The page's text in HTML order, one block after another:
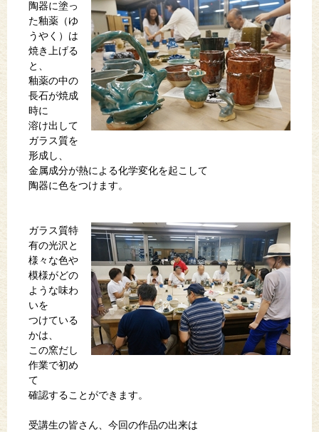
陶器に塗っ
た釉薬（ゆ
うやく）は
焼き上げる
と、
釉薬の中の
長石が焼成
時に
溶け出して
ガラス質を
形成し、
金属成分が熱による化学変化を起こして
陶器に色をつけます。
ガラス質特
有の光沢と
様々な色や
模様がどの
ような味わ
いを
つけている
かは、
この窯だし
作業で初め
て
確認することができます。
受講生の皆さん、今回の作品の出来は